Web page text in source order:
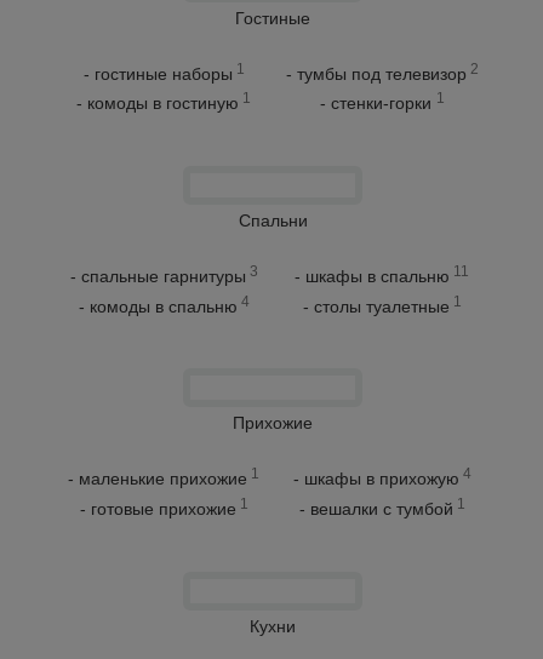
Гостиные
- гостиные наборы 1 - тумбы под телевизор 2
- комоды в гостиную 1 - стенки-горки 1
Спальни
- спальные гарнитуры 3 - шкафы в спальню 11
- комоды в спальню 4 - столы туалетные 1
Прихожие
- маленькие прихожие 1 - шкафы в прихожую 4
- готовые прихожие 1 - вешалки с тумбой 1
Кухни